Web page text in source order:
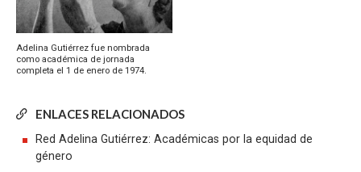
Adelina Gutiérrez fue nombrada
como académica de jornada
completa el 1 de enero de 1974.
ENLACES RELACIONADOS
Red Adelina Gutiérrez: Académicas por la equidad de
género